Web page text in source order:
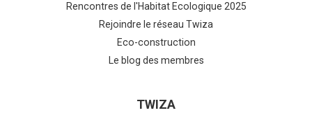
Rencontres de l'Habitat Ecologique 2025
Rejoindre le réseau Twiza
Eco-construction
Le blog des membres
TWIZA